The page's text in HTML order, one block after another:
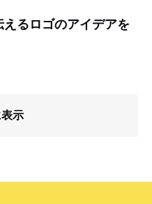
るロゴのアイデアを
示